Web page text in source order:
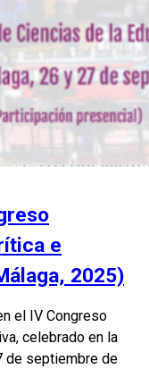
e
2025)
el IV Congreso
celebrado en la
de septiembre de